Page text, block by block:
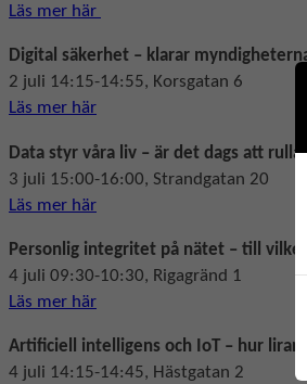
Läs mer här
Digital säkerhet – klarar
2 juli 14:15-14:55, Korsgatan 6
Läs mer här
Data styr våra liv – är det dags att
3 juli 15:00-16:00, Strandgatan 20
Läs mer här
Personlig integritet på nätet – till vilket
4 juli 09:30-10:30, Rigagränd 1
Läs mer här
Artificiell intelligens och IoT – hur lirar
4 juli 14:15-14:45, Hästgatan 2